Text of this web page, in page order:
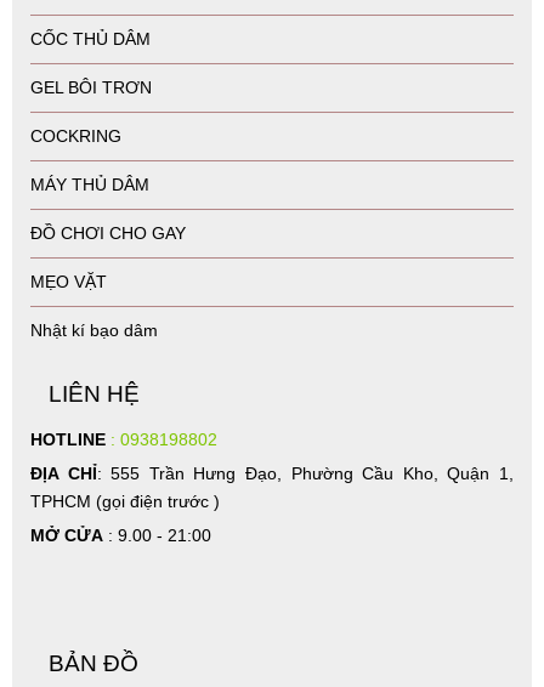
CỐC THỦ DÂM
GEL BÔI TRƠN
COCKRING
MÁY THỦ DÂM
ĐỒ CHƠI CHO GAY
MẸO VẶT
Nhật kí bạo dâm
LIÊN HỆ
HOTLINE : 0938198802
ĐỊA CHỈ: 555 Trần Hưng Đạo, Phường Cầu Kho, Quận 1,
TPHCM (gọi điện trước )
MỞ CỬA : 9.00 - 21:00
BẢN ĐỒ